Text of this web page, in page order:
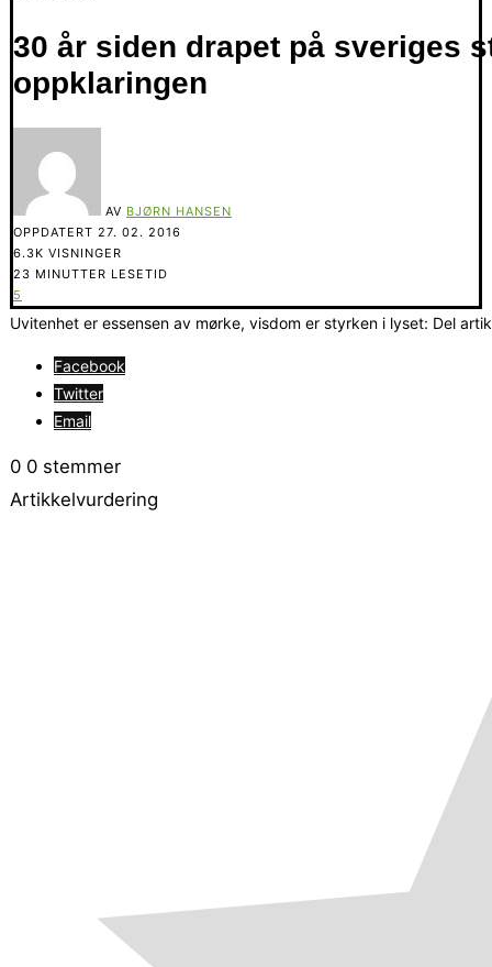
30 år siden drapet på sveriges
oppklaringen
AV BJØRN HANSEN
OPPDATERT 27. 02. 2016
6.3K VISNINGER
23 MINUTTER LESETID
5
Uvitenhet er essensen av mørke, visdom er styrken i lyset: Del
Facebook
Twitter
Email
0 0 stemmer
Artikkelvurdering